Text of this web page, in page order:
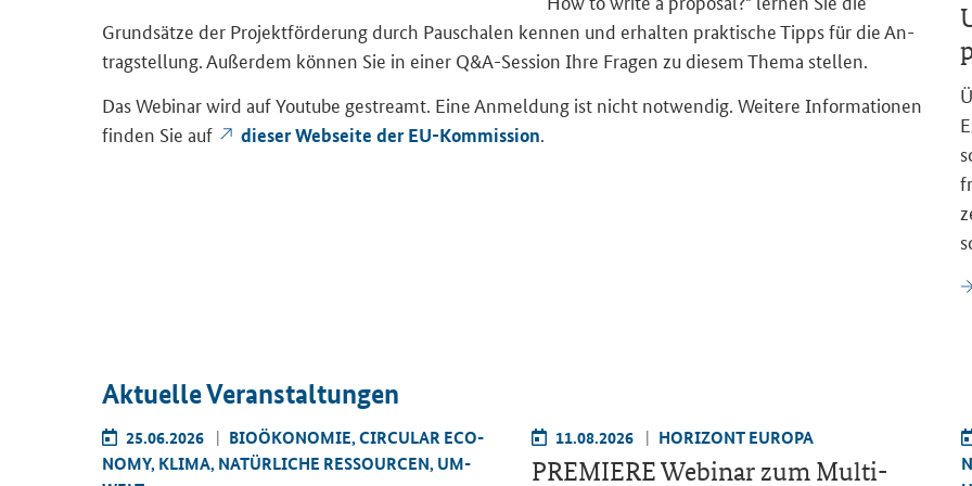
Grund­sät­ze der Pro­jekt­för­de­rung durch Pau­scha­len ken­nen und er­hal­ten prak­ti­sche Tipps für die An­
trag­stel­lung. Au­ßer­dem kön­nen Sie in einer Q&A-Session Ihre Fra­gen zu die­sem Thema stel­len.
Das We­bi­nar wird aufYoutube ge­streamt. Eine An­mel­dung ist nicht not­wen­dig. Wei­te­re In­for­ma­tio­nen
fin­den Sie auf
die­ser Web­sei­te der EU-​Kommission.
Ak­tu­el­le Ver­an­stal­tun­gen
25.06.2026
BIO­ÖKO­NO­MIE, CIR­CU­LAR ECO­
NO­MY, KLIMA, NA­TÜR­LI­CHE RES­SOUR­CEN, UM­
11.08.2026 HO­RI­ZONT EU­RO­PA
PRE­MIE­RE We­bi­nar zum Multi-